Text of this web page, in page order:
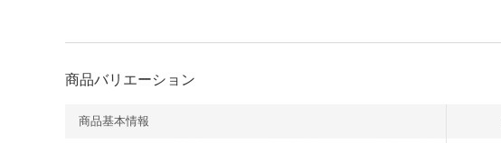
商品バリエーション
商品基本情報